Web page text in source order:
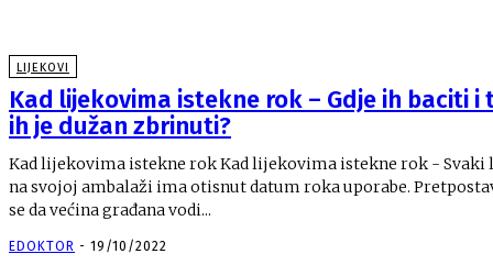
LIJEKOVI
Kad lijekovima istekne rok – Gdje ih baciti i
ih je dužan zbrinuti?
Kad lijekovima istekne rok Kad lijekovima istekne rok - Svaki
na svojoj ambalaži ima otisnut datum roka uporabe.
se da većina građana vodi...
EDOKTOR - 19/10/2022